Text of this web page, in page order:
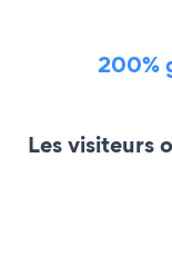
200%
Les visiteurs